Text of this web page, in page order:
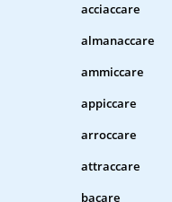
acciaccare
almanaccare
ammiccare
appiccare
arroccare
attraccare
bacare